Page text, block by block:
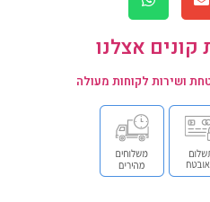
אצלנו
לקוחות מעולה